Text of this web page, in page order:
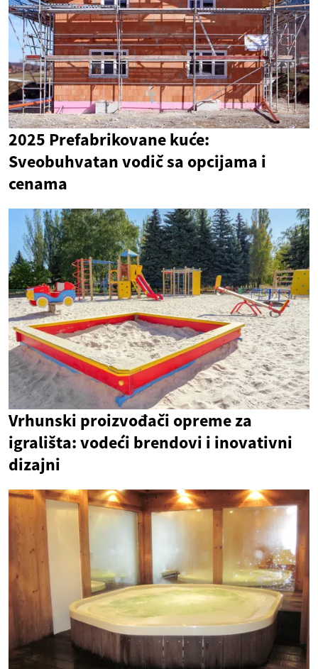
2025 Prefabrikovane kuće:
Sveobuhvatan vodič sa opcijama i
cenama
Vrhunski proizvođači opreme za
igrališta: vodeći brendovi i inovativni
dizajni